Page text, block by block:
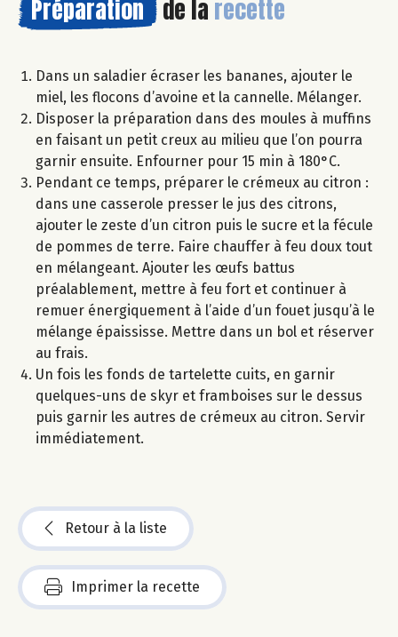
Préparation de la recette
Dans un saladier écraser les bananes, ajouter le
miel, les flocons d’avoine et la cannelle. Mélanger.
Disposer la préparation dans des moules à muffins
en faisant un petit creux au milieu que l’on pourra
garnir ensuite. Enfourner pour 15 min à 180°C.
Pendant ce temps, préparer le crémeux au citron :
dans une casserole presser le jus des citrons,
ajouter le zeste d’un citron puis le sucre et la fécule
de pommes de terre. Faire chauffer à feu doux tout
en mélangeant. Ajouter les œufs battus
préalablement, mettre à feu fort et continuer à
remuer énergiquement à l’aide d’un fouet jusqu’à le
mélange épaississe. Mettre dans un bol et réserver
au frais.
Un fois les fonds de tartelette cuits, en garnir
quelques-uns de skyr et framboises sur le dessus
puis garnir les autres de crémeux au citron. Servir
immédiatement.
Retour à la liste
Imprimer la recette